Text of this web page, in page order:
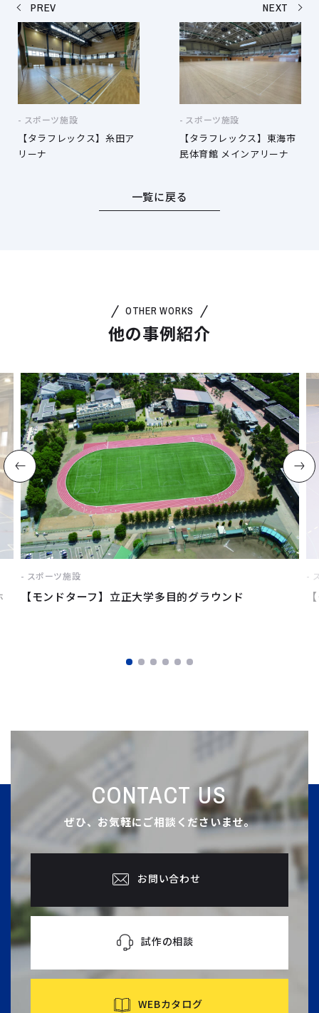
PREV
スポーツ施設
【タラフレックス】糸田ア
リーナ
NEXT
スポーツ施設
【タラフレックス】東海市
民体育館 メインアリーナ
一覧に戻る
OTHER WORKS
他の事例紹介
スポーツ施設
【モンドターフ】立正大学多目的グラウンド
CONTACT US
ぜひ、お気軽にご相談くださいませ。
お問い合わせ
試作の相談
WEBカタログ